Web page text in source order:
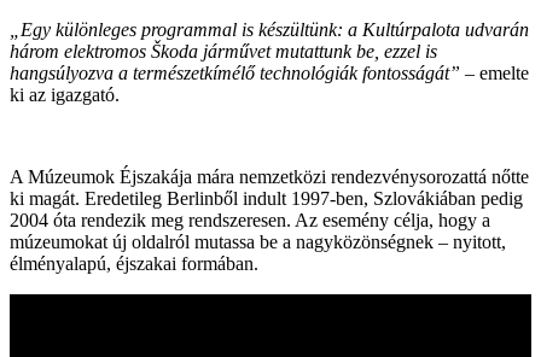
„Egy különleges programmal is készültünk: a Kultúrpalota udvarán
három elektromos Škoda járművet mutattunk be, ezzel is
hangsúlyozva a természetkímélő technológiák fontosságát” – emelte
ki az igazgató.
A Múzeumok Éjszakája mára nemzetközi rendezvénysorozattá nőtte
ki magát. Eredetileg Berlinből indult 1997-ben, Szlovákiában pedig
2004 óta rendezik meg rendszeresen. Az esemény célja, hogy a
múzeumokat új oldalról mutassa be a nagyközönségnek – nyitott,
élményalapú, éjszakai formában.